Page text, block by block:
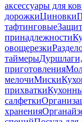
аксессуары для
дорожкиЦиновки
тафтинговые
принадлежности
овощерезки
таймеры
приготовления
мелочиМиски
прихватки
салфетки
хранения